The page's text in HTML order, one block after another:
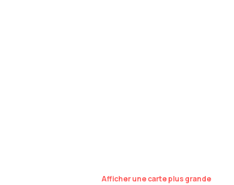
Afficher une carte plus grande